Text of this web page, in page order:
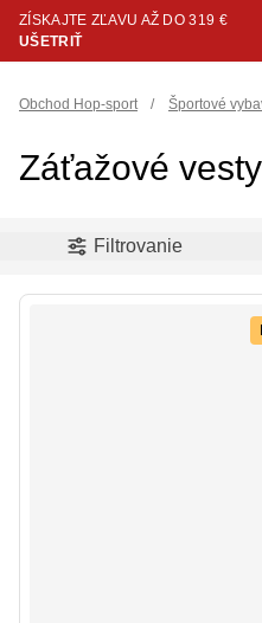
ZÍSKAJTE ZĽAVU AŽ DO 319 €
UŠETRIŤ
Obchod Hop-sport / Športové
Záťažové vesty
Filtrovanie